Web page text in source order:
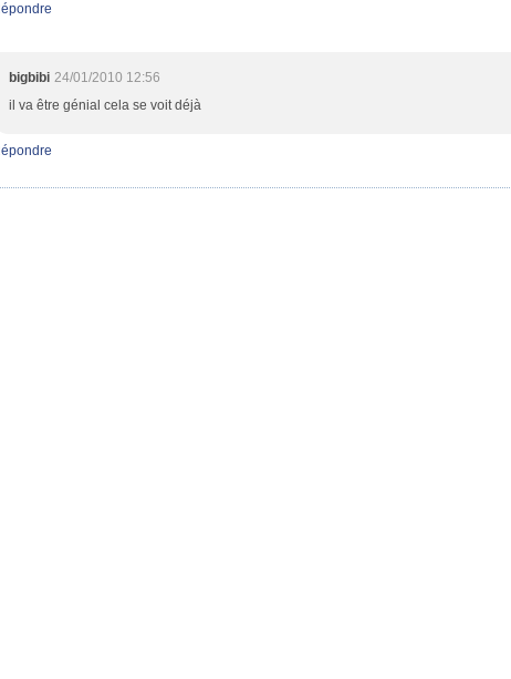
bigbibi 24/01/2010 12:56
il va être génial cela se voit déjà